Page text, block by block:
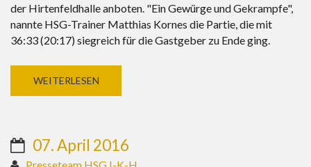
der Hirtenfeldhalle anboten. "Ein Gewürge und Gekrampfe",
nannte HSG-Trainer Matthias Kornes die Partie, die mit
36:33 (20:17) siegreich für die Gastgeber zu Ende ging.
WEITERLESEN
07. April 2016